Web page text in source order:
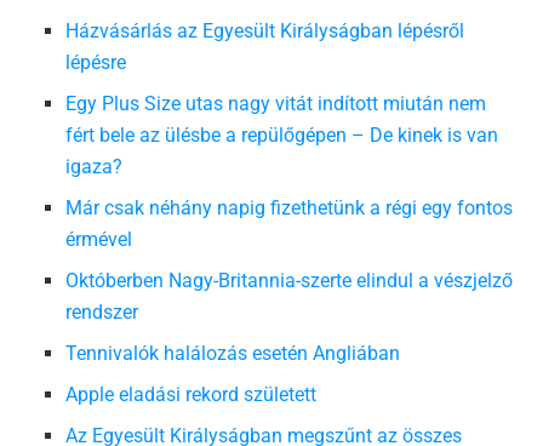
Házvásárlás az Egyesült Királyságban lépésről
lépésre
Egy Plus Size utas nagy vitát indított miután nem
fért bele az ülésbe a repülőgépen – De kinek is van
igaza?
Már csak néhány napig fizethetünk a régi egy fontos
érmével
Októberben Nagy-Britannia-szerte elindul a vészjelző
rendszer
Tennivalók halálozás esetén Angliában
Apple eladási rekord született
Az Egyesült Királyságban megszűnt az összes